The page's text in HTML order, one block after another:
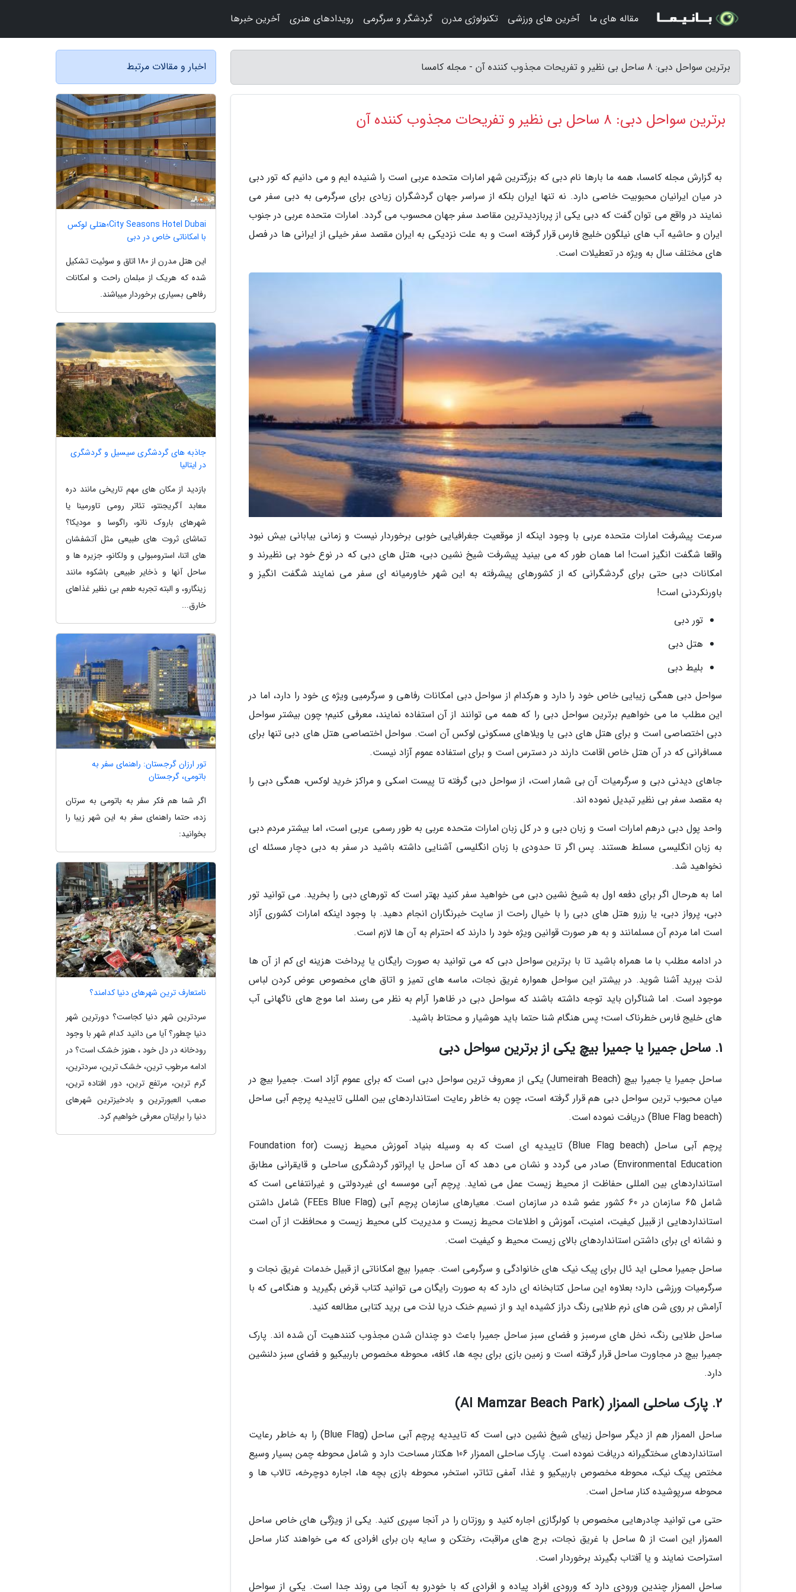
برترین سواحل دبی: 8 ساحل بی نظیر و تفریحات مجذوب کننده آن - مجله کامسا
برترین سواحل دبی: 8 ساحل بی نظیر و تفریحات مجذوب کننده آن
به گزارش مجله کامسا، همه ما بارها نام دبی که بزرگترین شهر امارات متحده عربی است را شنیده ایم و می دانیم که تور دبی
در میان ایرانیان محبوبیت خاصی دارد. نه تنها ایران بلکه از سراسر جهان گردشگران زیادی برای سرگرمی به دبی سفر می
نمایند در واقع می توان گفت که دبی یکی از پربازدیدترین مقاصد سفر جهان محسوب می گردد. امارات متحده عربی در جنوب
ایران و حاشیه آب های نیلگون خلیج فارس قرار گرفته است و به علت نزدیکی به ایران مقصد سفر خیلی از ایرانی ها در فصل
های مختلف سال به ویژه در تعطیلات است.
سرعت پیشرفت امارات متحده عربی با وجود اینکه از موقعیت جغرافیایی خوبی برخوردار نیست و زمانی بیابانی بیش نبود
واقعا شگفت انگیز است! اما همان طور که می بینید پیشرفت شیخ نشین دبی، هتل های دبی که در نوع خود بی نظیرند و
امکانات دبی حتی برای گردشگرانی که از کشورهای پیشرفته به این شهر خاورمیانه ای سفر می نمایند شگفت انگیز و
باورنکردنی است!
تور دبی
هتل دبی
بلیط دبی
سواحل دبی همگی زیبایی خاص خود را دارد و هرکدام از سواحل دبی امکانات رفاهی و سرگرمیی ویژه ی خود را دارد، اما در
این مطلب ما می خواهیم برترین سواحل دبی را که همه می توانند از آن استفاده نمایند، معرفی کنیم؛ چون بیشتر سواحل
دبی اختصاصی است و برای هتل های دبی یا ویلاهای مسکونی لوکس آن است. سواحل اختصاصی هتل های دبی تنها برای
مسافرانی که در آن هتل خاص اقامت دارند در دسترس است و برای استفاده عموم آزاد نیست.
جاهای دیدنی دبی و سرگرمیات آن بی شمار است، از سواحل دبی گرفته تا پیست اسکی و مراکز خرید لوکس، همگی دبی را
به مقصد سفر بی نظیر تبدیل نموده اند.
واحد پول دبی درهم امارات است و زبان دبی و در کل زبان امارات متحده عربی به طور رسمی عربی است، اما بیشتر مردم دبی
به زبان انگلیسی مسلط هستند. پس اگر تا حدودی با زبان انگلیسی آشنایی داشته باشید در سفر به دبی دچار مسئله ای
نخواهید شد.
اما به هرحال اگر برای دفعه اول به شیخ نشین دبی می خواهید سفر کنید بهتر است که تورهای دبی را بخرید. می توانید تور
دبی، پرواز دبی، یا رزرو هتل های دبی را با خیال راحت از سایت خبرنگاران انجام دهید. با وجود اینکه امارات کشوری آزاد
است اما مردم آن مسلمانند و به هر صورت قوانین ویژه خود را دارند که احترام به آن ها لازم است.
در ادامه مطلب با ما همراه باشید تا با برترین سواحل دبی که می توانید به صورت رایگان یا پرداخت هزینه ای کم از آن ها
لذت ببرید آشنا شوید. در بیشتر این سواحل همواره غریق نجات، ماسه های تمیز و اتاق های مخصوص عوض کردن لباس
موجود است. اما شناگران باید توجه داشته باشند که سواحل دبی در ظاهرا آرام به نظر می رسند اما موج های ناگهانی آب
های خلیج فارس خطرناک است؛ پس هنگام شنا حتما باید هوشیار و محتاط باشید.
1. ساحل جمیرا یا جمیرا بیچ یکی از برترین سواحل دبی
ساحل جمیرا یا جمیرا بیچ (Jumeirah Beach) یکی از معروف ترین سواحل دبی است که برای عموم آزاد است. جمیرا بیچ در
میان محبوب ترین سواحل دبی هم قرار گرفته است، چون به خاطر رعایت استانداردهای بین المللی تاییدیه پرچم آبی ساحل
(Blue Flag beach) دریافت نموده است.
پرچم آبی ساحل (Blue Flag beach) تاییدیه ای است که به وسیله بنیاد آموزش محیط زیست (Foundation for
Environmental Education) صادر می گردد و نشان می دهد که آن ساحل یا اپراتور گردشگری ساحلی و قایقرانی مطابق
استانداردهای بین المللی حفاظت از محیط زیست عمل می نماید. پرچم آبی موسسه ای غیردولتی و غیرانتفاعی است که
شامل 65 سازمان در 60 کشور عضو شده در سازمان است. معیارهای سازمان پرچم آبی (FEEs Blue Flag) شامل داشتن
استانداردهایی از قبیل کیفیت، امنیت، آموزش و اطلاعات محیط زیست و مدیریت کلی محیط زیست و محافظت از آن است
و نشانه ای برای داشتن استانداردهای بالای زیست محیط و کیفیت است.
ساحل جمیرا محلی اید ئال برای پیک نیک های خانوادگی و سرگرمی است. جمیرا بیچ امکاناتی از قبیل خدمات غریق نجات و
سرگرمیات ورزشی دارد؛ بعلاوه این ساحل کتابخانه ای دارد که به صورت رایگان می توانید کتاب قرض بگیرید و هنگامی که با
آرامش بر روی شن های نرم طلایی رنگ دراز کشیده اید و از نسیم خنک دریا لذت می برید کتابی مطالعه کنید.
ساحل طلایی رنگ، نخل های سرسبز و فضای سبز ساحل جمیرا باعث دو چندان شدن مجذوب کنندهیت آن شده اند. پارک
جمیرا بیچ در مجاورت ساحل قرار گرفته است و زمین بازی برای بچه ها، کافه، محوطه مخصوص باربیکیو و فضای سبز دلنشین
دارد.
2. پارک ساحلی الممزار (Al Mamzar Beach Park)
ساحل الممزار هم از دیگر سواحل زیبای شیخ نشین دبی است که تاییدیه پرچم آبی ساحل (Blue Flag) را به خاطر رعایت
استانداردهای سختگیرانه دریافت نموده است. پارک ساحلی الممزار 106 هکتار مساحت دارد و شامل محوطه چمن بسیار وسیع
مختص پیک نیک، محوطه مخصوص باربیکیو و غذا، آمفی تئاتر، استخر، محوطه بازی بچه ها، اجاره دوچرخه، تالاب ها و
محوطه سرپوشیده کنار ساحل است.
حتی می توانید چادرهایی مخصوص با کولرگازی اجاره کنید و روزتان را در آنجا سپری کنید. یکی از ویژگی های خاص ساحل
الممزار این است از 5 ساحل با غریق نجات، برج های مراقبت، رختکن و سایه بان برای افرادی که می خواهند کنار ساحل
استراحت نمایند و یا آفتاب بگیرند برخوردار است.
ساحل الممزار چندین ورودی دارد که ورودی افراد پیاده و افرادی که با خودرو به آنجا می روند جدا است. یکی از سواحل
اخبار و مقالات مرتبط
City Seasons Hotel Dubai؛هتلی لوکس
با امکاناتی خاص در دبی
این هتل مدرن از 180 اتاق و سوئیت تشکیل
شده که هریک از مبلمان راحت و امکانات
رفاهی بسیاری برخوردار میباشند.
جاذبه های گردشگری سیسیل و گردشگری
در ایتالیا
بازدید از مکان های مهم تاریخی مانند دره
معابد آگریجنتو، تئاتر رومی تاورمینا یا
شهرهای باروک ناتو، راگوسا و مودیکا؟
تماشای ثروت های طبیعی مثل آتشفشان
های اتنا، استرومبولی و ولکانو، جزیره ها و
ساحل آنها و ذخایر طبیعی باشکوه مانند
زینگارو، و البته تجربه طعم بی نظیر غذاهای
خارق...
تور ارزان گرجستان: راهنمای سفر به
باتومی، گرجستان
اگر شما هم فکر سفر به باتومی به سرتان
زده، حتما راهنمای سفر به این شهر زیبا را
بخوانید:
نامتعارف ترین شهرهای دنیا کدامند؟
سردترین شهر دنیا کجاست؟ دورترین شهر
دنیا چطور؟ آیا می دانید کدام شهر با وجود
رودخانه در دل خود ، هنوز خشک است؟ در
ادامه مرطوب ترین، خشک ترین، سردترین،
گرم ترین، مرتفع ترین، دور افتاده ترین،
صعب العبورترین و بادخیزترین شهرهای
دنیا را برایتان معرفی خواهیم کرد.
مقاله های ما آخرین های ورزشی تکنولوژی مدرن گردشگر و سرگرمی رویدادهای هنری آخرین خبرها